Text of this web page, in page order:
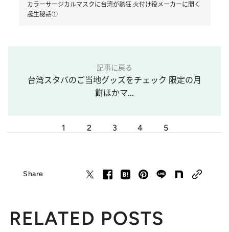
カラーサージカルマスクに台湾が熱狂 火付け役メーカーに聞く
誕生秘話①
記事に戻る
台湾スタバのご当地グッズをチェック 限定の月
餅ほかマ...
1 2 3 4 5
Share
RELATED POSTS